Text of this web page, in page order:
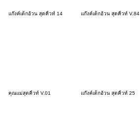
แก๊งค์เด็กอ้วน สุดคิ้วท์ 14 แก๊งค์เด็กอ้วน สุดคิ้วท์ V.84
คุณแม่สุดคิ้วท์ V.01 แก๊งค์เด็กอ้วน สุดคิ้วท์ 25